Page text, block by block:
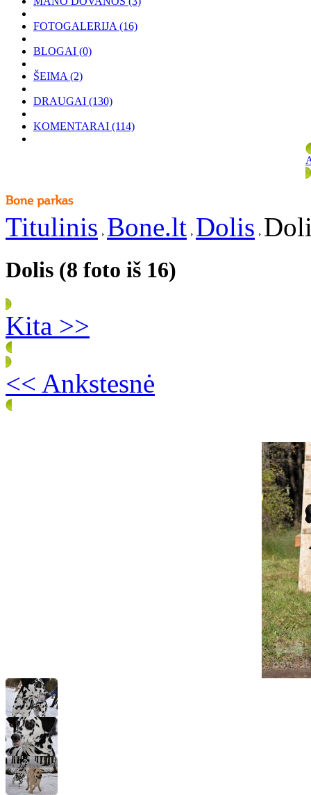
FOTOGALERIJA (16)
BLOGAI (0)
ŠEIMA (2)
DRAUGAI (130)
KOMENTARAI (114)
Titulinis Bone.lt Dolis
Dolis (8 foto iš 16)
Kita >>
<< Ankstesnė